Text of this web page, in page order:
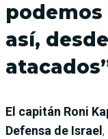
así,
El capitán Roni
Defensa de Israel